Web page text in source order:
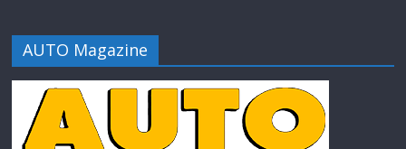
AUTO Magazine